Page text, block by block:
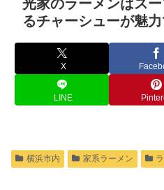
光家のラーメンはス
るチャーシューが魅力
X
LINE
横浜市内 家系ラーメン